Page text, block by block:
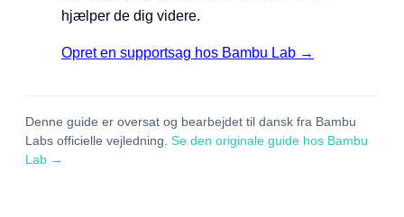
hjælper de dig videre.
Opret en supportsag hos Bambu Lab →
Denne guide er oversat og bearbejdet til dansk fra Bambu
Labs officielle vejledning. Se den originale guide hos Bambu
Lab →